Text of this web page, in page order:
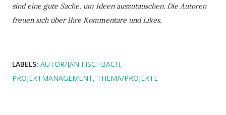
sind eine gute Sache, um Ideen auszutauschen. Die Autoren
freuen sich über Ihre Kommentare und Likes.
LABELS: AUTOR/JAN FISCHBACH
PROJEKTMANAGEMENT THEMA/PROJEKTE